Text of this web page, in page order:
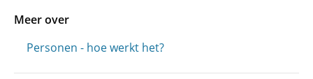
Meer over
Personen - hoe werkt het?